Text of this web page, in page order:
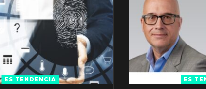
ES TENDENCIA ES